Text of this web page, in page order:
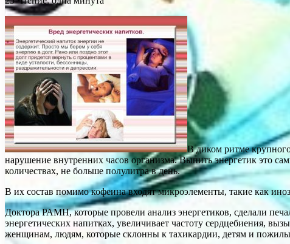
В диком ритме
нарушение внутренних часов организма. Выпить энергетик это
количествах, не больше полулитра в день.
В их состав помимо кофеина входят микроэлементы, такие как
Доктора РАМН, которые провели анализ энергетиков, сделали
энергетических напитках, увеличивает частоту сердцебиения,
женщинам, людям, которые склонны к тахикардии, детям и